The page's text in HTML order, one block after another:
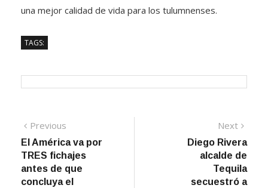
una mejor calidad de vida para los tulumnenses.
TAGS:
Navegación
de
entradas
Previous
post:
El América va por
TRES fichajes
antes de que
concluya el
Next
post:
Diego Rivera
alcalde de
Tequila
secuestró a